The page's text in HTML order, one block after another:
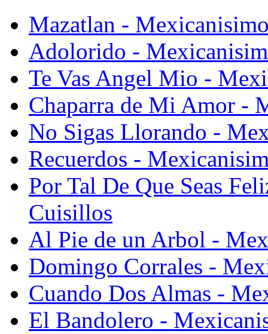
Mazatlan -
Adolorido -
Te Vas Angel Mio -
Chaparra de Mi Amor -
No Sigas Llorando -
Recuerdos -
Por Tal De Que Seas
Cuisillos
Al Pie de un Arbol -
Domingo Corrales -
Cuando Dos Almas -
El Bandolero -